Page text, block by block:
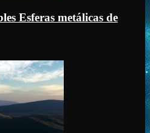
Esferas metálicas de